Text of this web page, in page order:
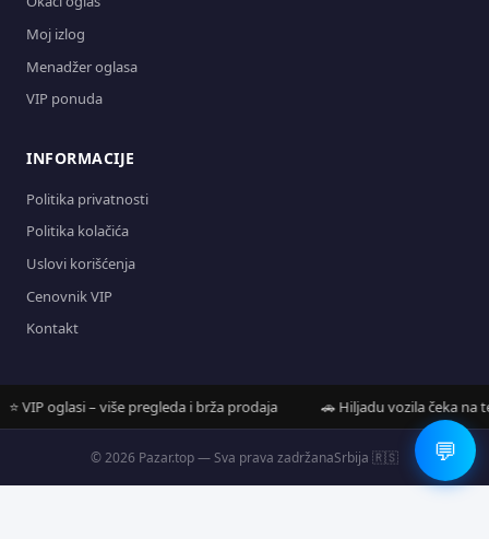
Moj izlog
Menadžer oglasa
VIP ponuda
INFORMACIJE
Politika privatnosti
Politika kolačića
Uslovi korišćenja
Cenovnik VIP
Kontakt
oglasi – više pregleda i brža prodaja 🚗 Hiljadu vozila čeka na tebe
© 2026 Pazar.top — Sva prava zadržanaSrbija 🇷🇸 💬